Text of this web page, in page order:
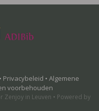
Privacybeleid • Algemene
voorbehouden
Zenjoy in Leuven • Powered by